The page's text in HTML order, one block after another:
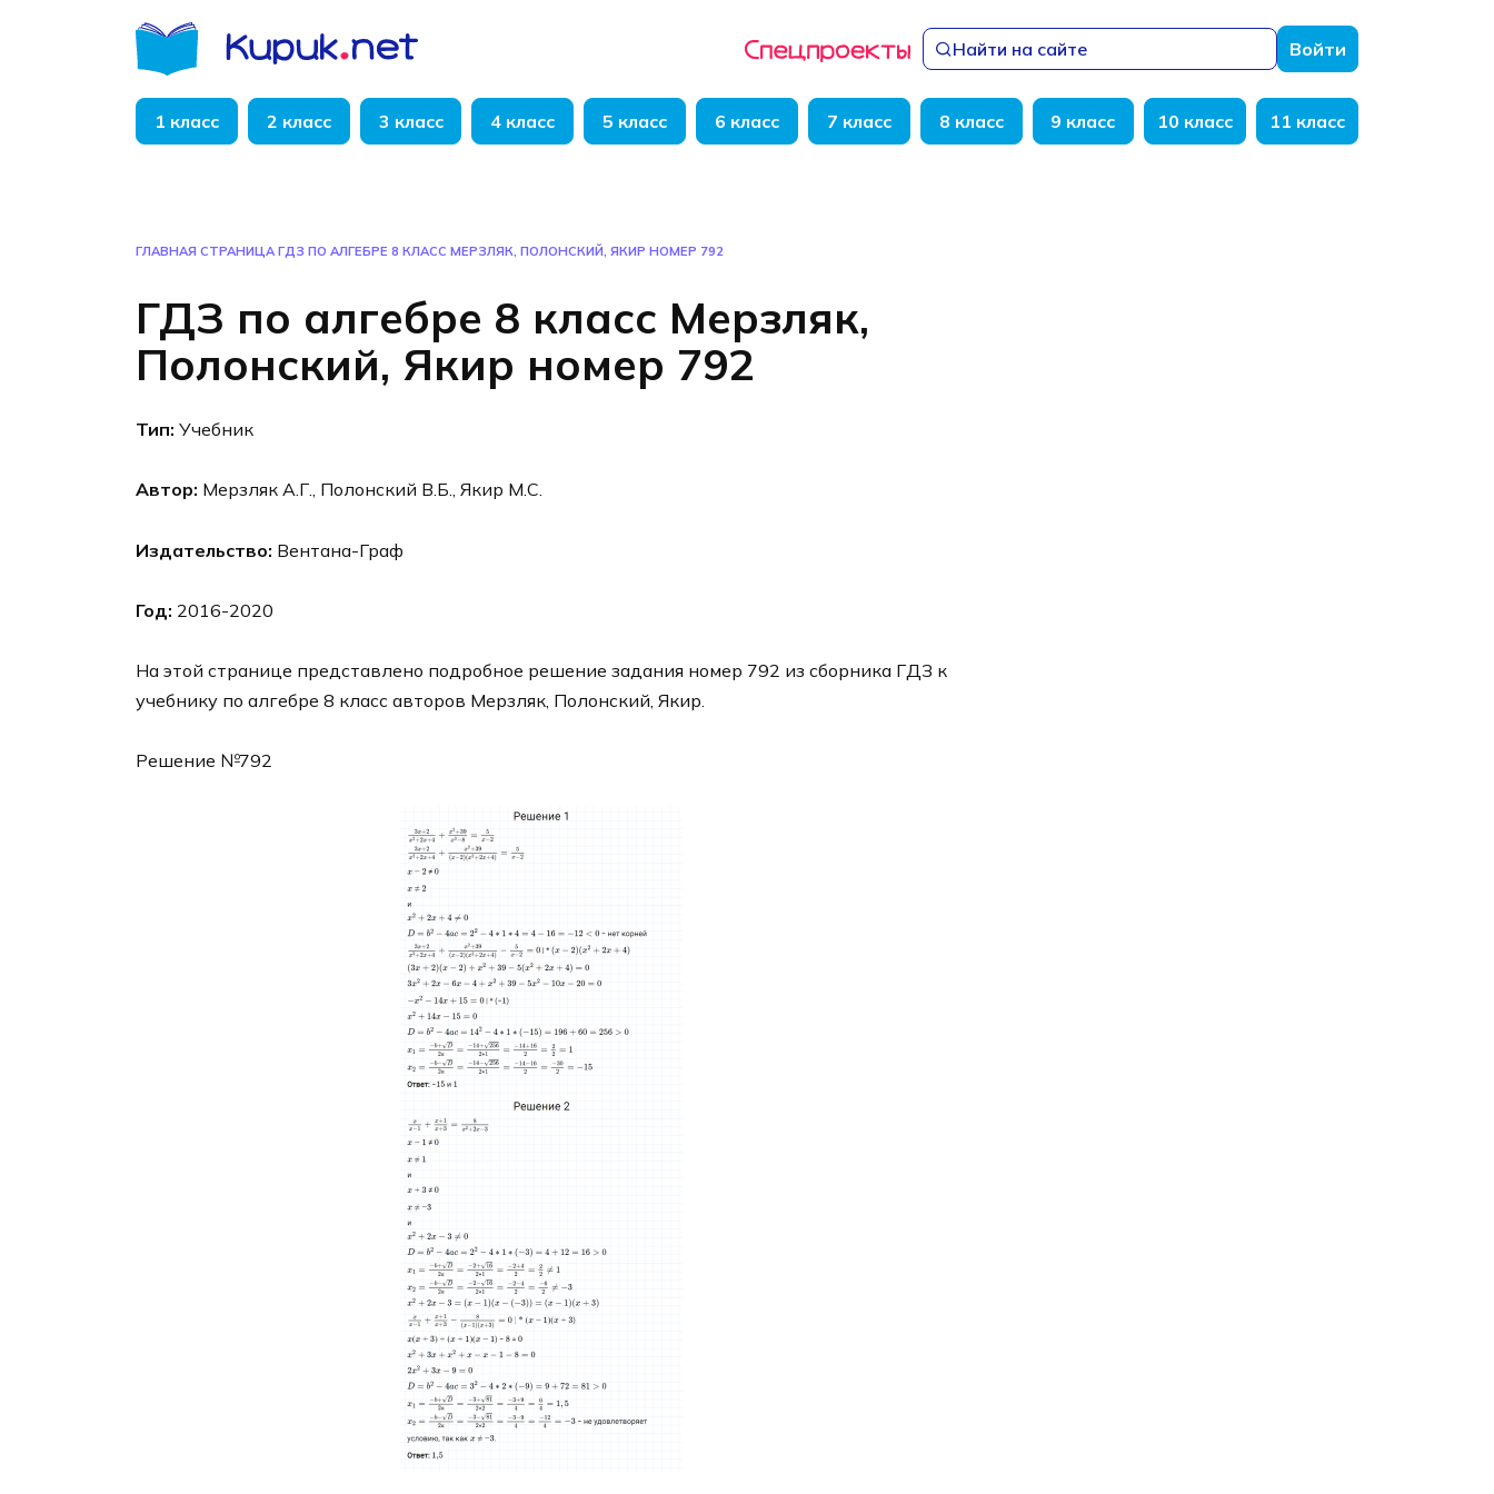
Найти на сайте Войти
1 класс 2 класс 3 класс 4 класс 5 класс 6 класс 7 класс 8 класс 9 класс 10 класс 11 класс
ГЛАВНАЯ СТРАНИЦА ГДЗ ПО АЛГЕБРЕ 8 КЛАСС МЕРЗЛЯК, ПОЛОНСКИЙ, ЯКИР НОМЕР 792
ГДЗ по алгебре 8 класс Мерзляк,
Полонский, Якир номер 792
Тип: Учебник
Автор: Мерзляк А.Г., Полонский В.Б., Якир М.С.
Издательство: Вентана-Граф
Год: 2016-2020
На этой странице представлено подробное решение задания номер 792 из сборника ГДЗ к
учебнику по алгебре 8 класс авторов Мерзляк, Полонский, Якир.
Решение №792